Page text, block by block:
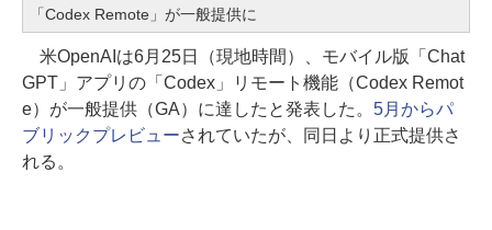
「Codex Remote」が一般提供に
米OpenAIは6月25日（現地時間）、モバイル版「Chat
GPT」アプリの「Codex」リモート機能（Codex Remot
e）が一般提供（GA）に達したと発表した。 5月からパ
ブリックプレビューされていたが、同日より正式提供さ
れる。